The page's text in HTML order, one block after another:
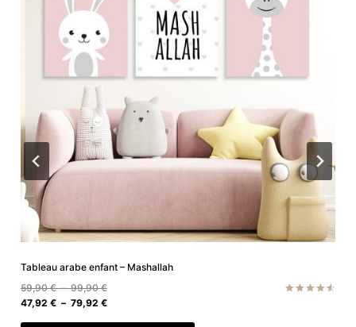
Tableau arabe enfant – Mashallah
59,90€ – 99,90€P
l
47,92 € – 79,92 €P